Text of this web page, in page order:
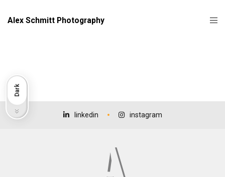
Alex Schmitt Photography
linkedin instagram
Light
Dark